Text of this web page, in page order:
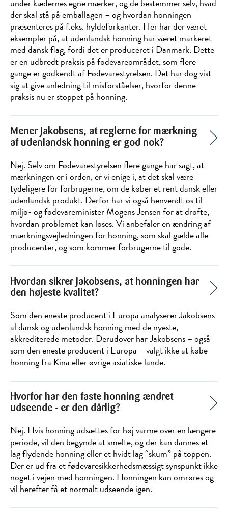
under kædernes egne mærker, og de bestemmer selv, hvad
der skal stå på emballagen – og hvordan honningen
præsenteres på f.eks. hyldeforkanter. Her har der været
eksempler på, at udenlandsk honning har været markeret
med dansk flag, fordi det er produceret i Danmark. Dette
er en udbredt praksis på fødevareområdet, som flere
gange er godkendt af Fødevarestyrelsen. Det har dog vist
sig at give anledning til misforståelser, hvorfor denne
praksis nu er stoppet på honning.
Mener Jakobsens, at reglerne for mærkning
af udenlandsk honning er god nok?
Nej. Selv om Fødevarestyrelsen flere gange har sagt, at
mærkningen er i orden, er vi enige i, at det skal være
tydeligere for forbrugerne, om de køber et rent dansk eller
udenlandsk produkt. Derfor har vi også henvendt os til
miljø- og fødevareminister Mogens Jensen for at drøfte,
hvordan problemet kan løses. Vi anbefaler en ændring af
mærkningsvejledningen for honning, som skal gælde alle
producenter, og som kommer forbrugerne til gode.
Hvordan sikrer Jakobsens, at honningen har
den højeste kvalitet?
Som den eneste producent i Europa analyserer Jakobsens
al dansk og udenlandsk honning med de nyeste,
akkrediterede metoder. Derudover har Jakobsens – også
som den eneste producent i Europa – valgt ikke at købe
honning fra Kina eller øvrige asiatiske lande.
Hvorfor har den faste honning ændret
udseende - er den dårlig?
Nej. Hvis honning udsættes for høj varme over en længere
periode, vil den begynde at smelte, og der kan dannes et
lag flydende honning eller et hvidt lag “skum” på toppen.
Der er ud fra et fødevaresikkerhedsmæssigt synspunkt ikke
noget i vejen med honningen. Honningen kan omrøres og
vil herefter få et normalt udseende igen.